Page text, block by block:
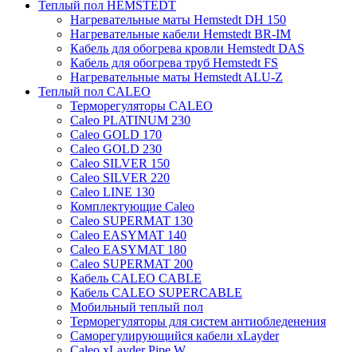
Теплый пол HEMSTEDT
Нагревательные маты Hemstedt DH 150
Нагревательные кабели Hemstedt BR-IM
Кабель для обогрева кровли Hemstedt DAS
Кабель для обогрева труб Hemstedt FS
Нагревательные маты Hemstedt ALU-Z
Теплый пол CALEO
Терморегуляторы CALEO
Caleo PLATINUM 230
Caleo GOLD 170
Caleo GOLD 230
Caleo SILVER 150
Caleo SILVER 220
Caleo LINE 130
Комплектующие Caleo
Caleo SUPERMAT 130
Caleo EASYMAT 140
Caleo EASYMAT 180
Caleo SUPERMAT 200
Кабель CALEO CABLE
Кабель CALEO SUPERCABLE
Мобильный теплый пол
Терморегуляторы для систем антиобледенения
Саморегулирующийся кабели xLayder